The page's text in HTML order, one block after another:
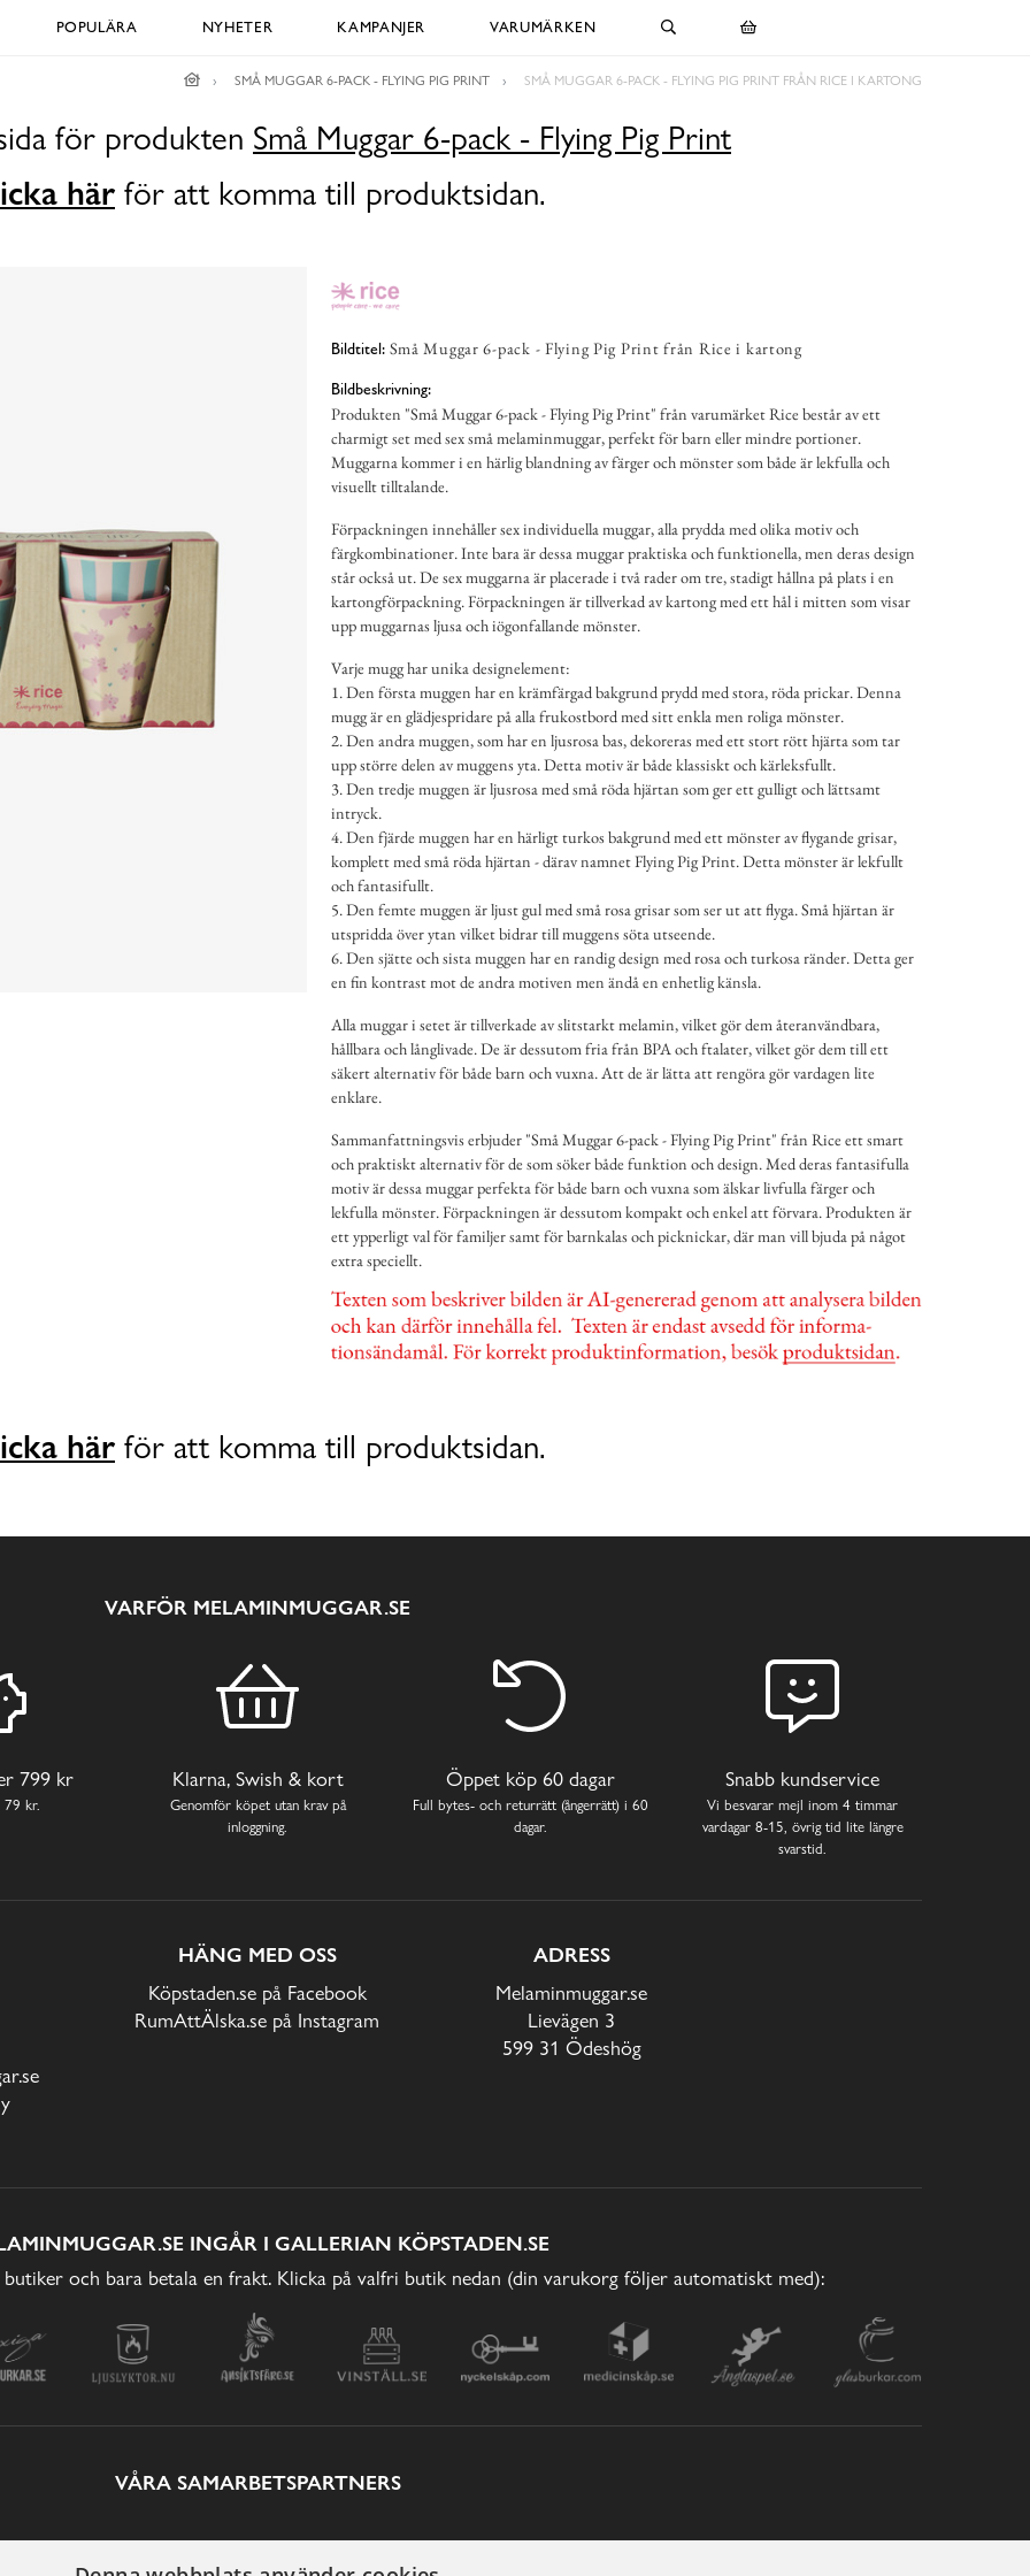
POPULÄRA NYHETER KAMPANJER VARUMÄRKEN
SMÅ MUGGAR 6-PACK - FLYING PIG PRINT SMÅ MUGGAR 6-PACK - FLYING PIG PRINT FRÅN RICE I KARTONG
för produkten Små Muggar 6-pack - Flying Pig Print
här för att komma till produktsidan.
Bildtitel: Små Muggar 6-pack - Flying Pig Print från Rice i kartong
Bildbeskrivning:
Produkten "Små Muggar 6-pack - Flying Pig Print" från varumärket Rice består av ett
charmigt set med sex små melaminmuggar, perfekt för barn eller mindre portioner.
Muggarna kommer i en härlig blandning av färger och mönster som både är lekfulla och
visuellt tilltalande.
Förpackningen innehåller sex individuella muggar, alla prydda med olika motiv och
färgkombinationer. Inte bara är dessa muggar praktiska och funktionella, men deras design
står också ut. De sex muggarna är placerade i två rader om tre, stadigt hållna på plats i en
kartongförpackning. Förpackningen är tillverkad av kartong med ett hål i mitten som visar
upp muggarnas ljusa och iögonfallande mönster.
Varje mugg har unika designelement:
1. Den första muggen har en krämfärgad bakgrund prydd med stora, röda prickar. Denna
mugg är en glädjespridare på alla frukostbord med sitt enkla men roliga mönster.
2. Den andra muggen, som har en ljusrosa bas, dekoreras med ett stort rött hjärta som tar
upp större delen av muggens yta. Detta motiv är både klassiskt och kärleksfullt.
3. Den tredje muggen är ljusrosa med små röda hjärtan som ger ett gulligt och lättsamt
intryck.
4. Den fjärde muggen har en härligt turkos bakgrund med ett mönster av flygande grisar,
komplett med små röda hjärtan - därav namnet Flying Pig Print. Detta mönster är lekfullt
och fantasifullt.
5. Den femte muggen är ljust gul med små rosa grisar som ser ut att flyga. Små hjärtan är
utspridda över ytan vilket bidrar till muggens söta utseende.
6. Den sjätte och sista muggen har en randig design med rosa och turkosa ränder. Detta ger
en fin kontrast mot de andra motiven men ändå en enhetlig känsla.
Alla muggar i setet är tillverkade av slitstarkt melamin, vilket gör dem återanvändbara,
hållbara och långlivade. De är dessutom fria från BPA och ftalater, vilket gör dem till ett
säkert alternativ för både barn och vuxna. Att de är lätta att rengöra gör vardagen lite
enklare.
Sammanfattningsvis erbjuder "Små Muggar 6-pack - Flying Pig Print" från Rice ett smart
och praktiskt alternativ för de som söker både funktion och design. Med deras fantasifulla
motiv är dessa muggar perfekta för både barn och vuxna som älskar livfulla färger och
lekfulla mönster. Förpackningen är dessutom kompakt och enkel att förvara. Produkten är
ett ypperligt val för familjer samt för barnkalas och picknickar, där man vill bjuda på något
extra speciellt.
här för att komma till produktsidan.
VARFÖR MELAMINMUGGAR.SE
799 kr
79 kr.
Klarna, Swish & kort
Genomför köpet utan krav på
inloggning.
Öppet köp 60 dagar
Full bytes- och returrätt (ångerrätt) i 60
dagar.
Snabb kundservice
Vi besvarar mejl inom 4 timmar
vardagar 8-15, övrig tid lite längre
svarstid.
HÄNG MED OSS
Köpstaden.se på Facebook
RumAttÄlska.se på Instagram
ADRESS
Melaminmuggar.se
Lievägen 3
599 31 Ödeshög
INGÅR I GALLERIAN KÖPSTADEN.SE
och bara betala en frakt. Klicka på valfri butik nedan (din varukorg följer automatiskt med):
VÅRA SAMARBETSPARTNERS